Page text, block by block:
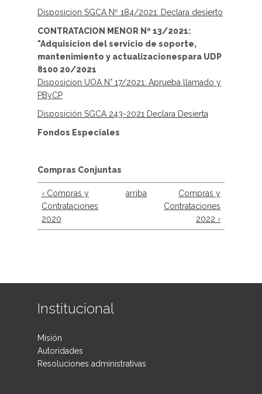
Disposicion SGCA Nº 184/2021: Declara desierto
CONTRATACION MENOR Nº 13/2021:
"Adquisicion del servicio de soporte,
mantenimiento y actualizacionespara UDP
8100 20/2021
Disposicion UOA N° 17/2021: Aprueba llamado y
PByCP
Disposición SGCA 243-2021 Declara Desierta
Fondos Especiales
Compras Conjuntas
‹ Compras y
Contrataciones
2020
arriba
Compras y
Contrataciones
2022 ›
Institucional
Misión
Autoridades
Resoluciones administrativas